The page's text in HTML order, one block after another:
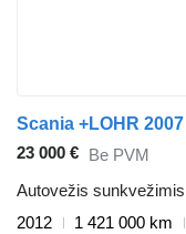
Scania +LOHR
23 000 € Be PVM
Autovežis sunkvežimis
2012
1 421 000 km